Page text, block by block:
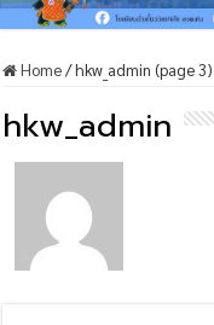
Home/hkw_admin (page 3)
hkw_admin